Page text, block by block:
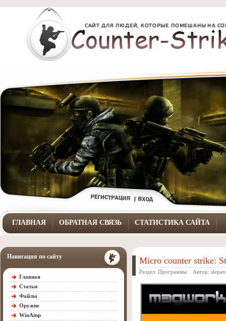
ГЛАВНАЯ ОБРАТНАЯ СВЯЗЬ СТАТИСТИКА САЙТА
Навигация по сайту
Главная
Статьи
Файлы
Оружие
WinAmp
Micro counter strike:
Раздел: Программы Автор: slepan